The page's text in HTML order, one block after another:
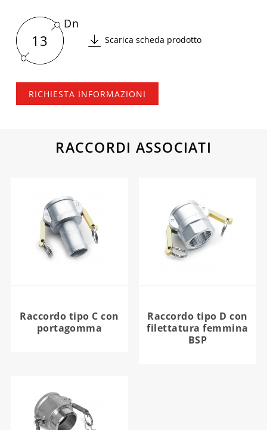
13
Dn
Scarica scheda prodotto
RICHIESTA INFORMAZIONI
RACCORDI ASSOCIATI
Raccordo tipo C con
portagomma
Raccordo tipo D con
filettatura femmina
BSP